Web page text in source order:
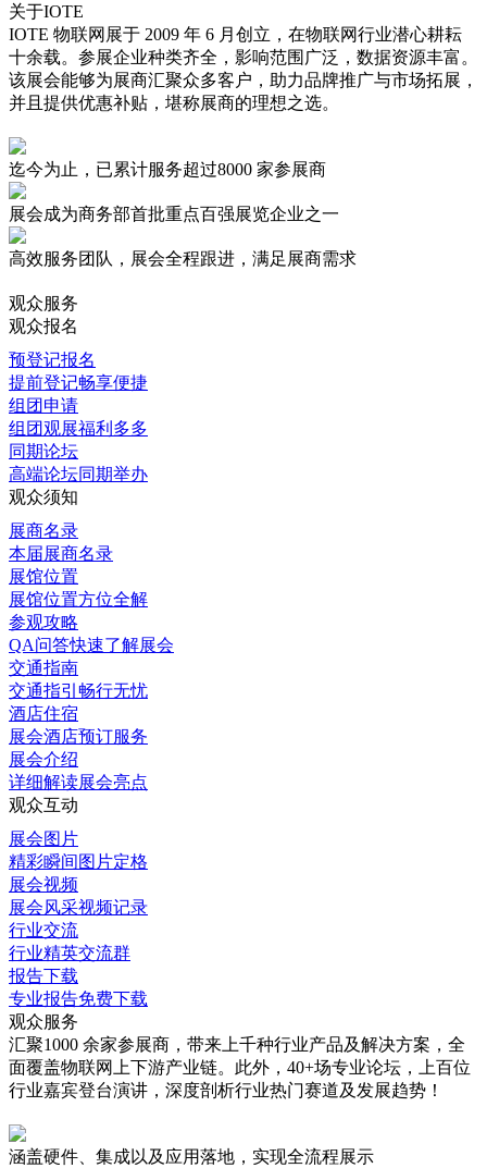
关于IOTE
IOTE 物联网展于 2009 年 6 月创立，在物联网行业潜心耕耘
十余载。参展企业种类齐全，影响范围广泛，数据资源丰富。
该展会能够为展商汇聚众多客户，助力品牌推广与市场拓展，
并且提供优惠补贴，堪称展商的理想之选。
迄今为止，已累计服务超过8000 家参展商
展会成为商务部首批重点百强展览企业之一
高效服务团队，展会全程跟进，满足展商需求
观众服务
观众报名
预登记报名
提前登记畅享便捷
组团申请
组团观展福利多多
同期论坛
高端论坛同期举办
观众须知
展商名录
本届展商名录
展馆位置
展馆位置方位全解
参观攻略
QA问答快速了解展会
交通指南
交通指引畅行无忧
酒店住宿
展会酒店预订服务
展会介绍
详细解读展会亮点
观众互动
展会图片
精彩瞬间图片定格
展会视频
展会风采视频记录
行业交流
行业精英交流群
报告下载
专业报告免费下载
观众服务
汇聚1000 余家参展商，带来上千种行业产品及解决方案，全
面覆盖物联网上下游产业链。此外，40+场专业论坛，上百位
行业嘉宾登台演讲，深度剖析行业热门赛道及发展趋势！
涵盖硬件、集成以及应用落地，实现全流程展示